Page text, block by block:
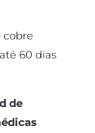
cobre
60 dias
de